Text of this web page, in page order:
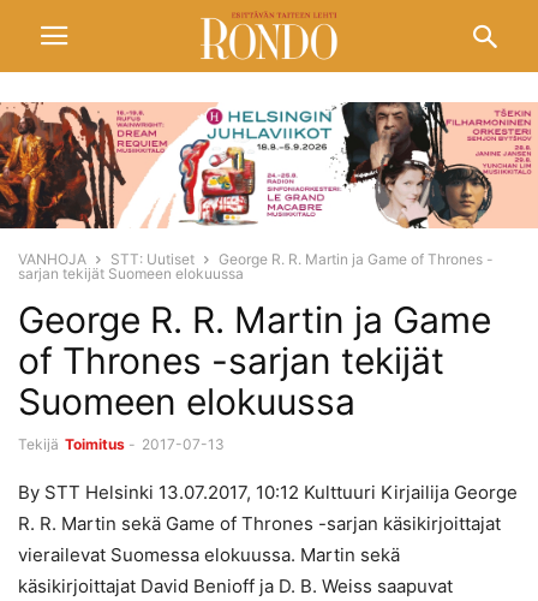
VANHOJA STT: Uutiset
George R. R. Martin ja Game of Thrones -
sarjan tekijät Suomeen elokuussa
George R. R. Martin ja Game
of Thrones -sarjan tekijät
Suomeen elokuussa
Tekijä Toimitus - 2017-07-13
By STT Helsinki 13.07.2017, 10:12 Kulttuuri Kirjailija George
R. R. Martin sekä Game of Thrones -sarjan käsikirjoittajat
vierailevat Suomessa elokuussa. Martin sekä
käsikirjoittajat David Benioff ja D. B. Weiss saapuvat